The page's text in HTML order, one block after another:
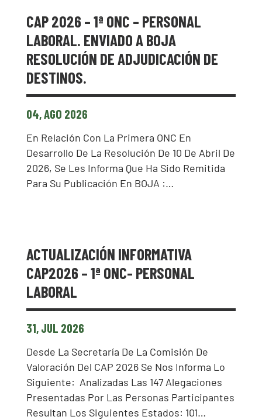
CAP 2026 – 1ª ONC – PERSONAL
LABORAL. ENVIADO A BOJA
RESOLUCIÓN DE ADJUDICACIÓN DE
DESTINOS.
04, AGO 2026
En Relación Con La Primera ONC En
Desarrollo De La Resolución De 10 De Abril De
2026, Se Les Informa Que Ha Sido Remitida
Para Su Publicación En BOJA :…
ACTUALIZACIÓN INFORMATIVA
CAP2026 – 1ª ONC- PERSONAL
LABORAL
31, JUL 2026
Desde La Secretaría De La Comisión De
Valoración Del CAP 2026 Se Nos Informa Lo
Siguiente: Analizadas Las 147 Alegaciones
Presentadas Por Las Personas Participantes
Resultan Los Siguientes Estados: 101…